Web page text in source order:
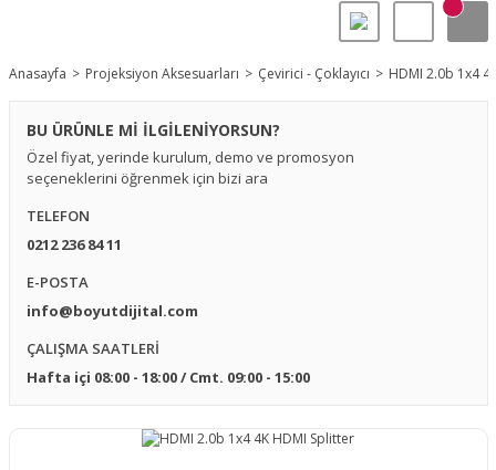
Anasayfa Projeksiyon Aksesuarları Çevirici - Çoklayıcı HDMI 2.0b 1x4
BU ÜRÜNLE Mİ İLGİLENİYORSUN?
Özel fiyat, yerinde kurulum, demo ve promosyon
seçeneklerini öğrenmek için bizi ara
TELEFON
0212 236 84 11
E-POSTA
info@boyutdijital.com
ÇALIŞMA SAATLERİ
Hafta içi 08:00 - 18:00 / Cmt. 09:00 - 15:00